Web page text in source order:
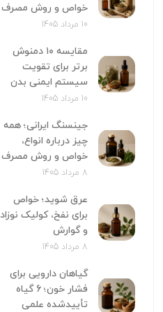
خواص و روش مصرف
10 مرداد 1405
مقایسه ۱۰ دمنوش
برتر برای تقویت
سیستم ایمنی بدن
10 مرداد 1405
جینسنگ ایرانی؛ همه
چیز درباره انواع،
خواص و روش مصرف
8 مرداد 1405
عرق شوید؛ خواص
برای نفخ، کولیک نوزاد
و گوارش
8 مرداد 1405
گیاهان دارویی برای
فشار خون؛ 6 گیاه
تأییدشده علمی